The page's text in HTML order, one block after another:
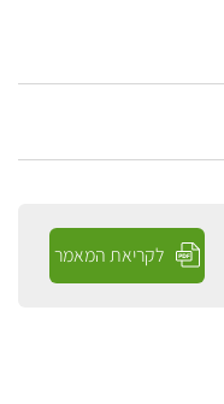
לקריאת המאמר